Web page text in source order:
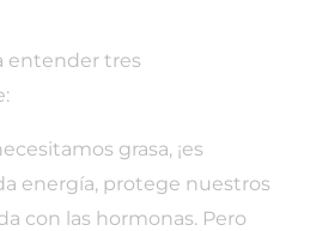
entender tres
grasa, ¡es
energía, protege nuestros
con las hormonas. Pero